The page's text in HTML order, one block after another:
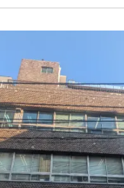
のクリニックを探す
他
ら探す
ウンロード オフ